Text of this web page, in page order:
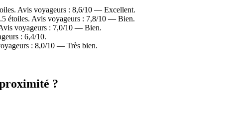
Avis voyageurs : 8,6/10 — Excellent.
étoiles. Avis voyageurs : 7,8/10 — Bien.
voyageurs : 7,0/10 — Bien.
: 6,4/10.
: 8,0/10 — Très bien.
?